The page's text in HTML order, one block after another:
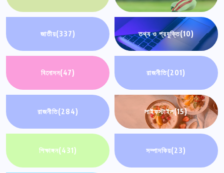
জাতীয়(337) তথ্য ও প্রযুক্তি(10)
বিনোদন(47) রাজনীতি(201)
রাজনীতি(284) লাইফস্টাইল(15)
শিক্ষাঙ্গন(431) সম্পাদকিয়(23)